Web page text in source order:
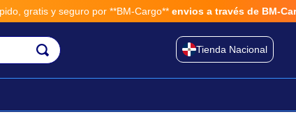
seguro por **BM-Cargo** envios a través de BM-Cargo
Tienda Nacional